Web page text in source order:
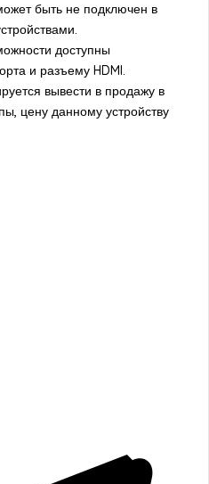
быть не подключен в
доступны
и разъему HDMI.
вывести в продажу в
цену данному устройству